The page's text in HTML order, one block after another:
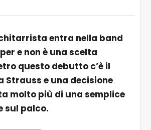
entra nella band
e non è una scelta
questo debutto c’è il
Strauss e una decisione
molto più di una semplice
sul palco.